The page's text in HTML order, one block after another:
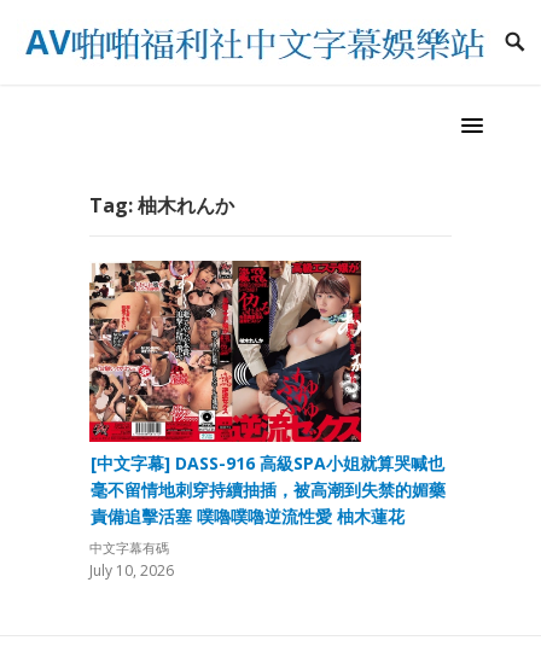
Tag:柚木れんか
[中文字幕] DASS-916 高級SPA小姐就算哭喊也
毫不留情地刺穿持續抽插，被高潮到失禁的媚藥
責備追擊活塞 噗嚕噗嚕逆流性愛 柚木蓮花
中文字幕有碼
July 10, 2026